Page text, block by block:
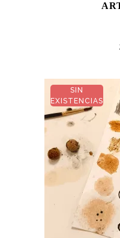
SIN
EXISTENCIAS